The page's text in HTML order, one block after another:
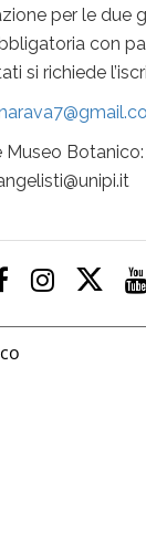
per le due
con
si richiede
Museo
Facebook
Instagram